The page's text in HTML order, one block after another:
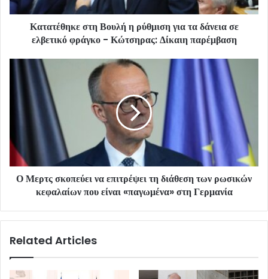
Κατατέθηκε στη Βουλή η ρύθμιση για τα δάνεια σε
ελβετικό φράγκο - Κώτσηρας: Δίκαιη παρέμβαση
Ο Μερτς σκοπεύει να επιτρέψει τη διάθεση των ρωσικών
κεφαλαίων που είναι «παγωμένα» στη Γερμανία
Related Articles